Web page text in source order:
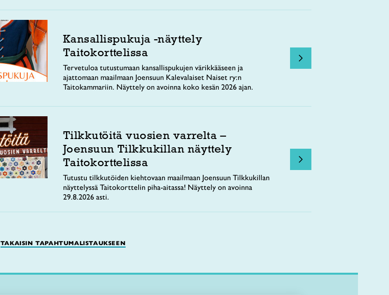
Kansallispukuja -näyttely
Taitokorttelissa
Tervetuloa tutustumaan kansallispukujen värikkääseen ja
ajattomaan maailmaan Joensuun Kalevalaiset Naiset ry:n
Taitokammariin. Näyttely on avoinna koko kesän 2026 ajan.
Tilkkutöitä vuosien varrelta –
Joensuun Tilkkukillan näyttely
Taitokorttelissa
Tutustu tilkkutöiden kiehtovaan maailmaan Joensuun Tilkkukillan
näyttelyssä Taitokorttelin piha-aitassa! Näyttely on avoinna
29.8.2026 asti.
TAKAISIN TAPAHTUMALISTAUKSEEN